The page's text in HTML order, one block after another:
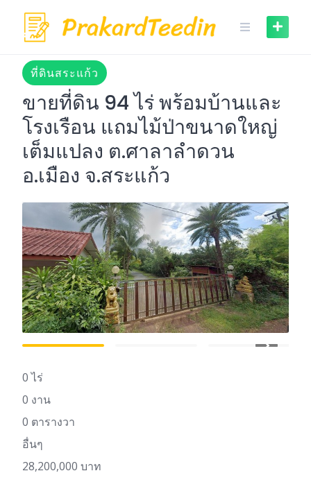
content
ที่ดินสระแก้ว
ขายที่ดิน 94 ไร่ พร้อมบ้านและ
โรงเรือน แถมไม้ป่าขนาดใหญ่
เต็มแปลง ต.ศาลาลำดวน
อ.เมือง จ.สระแก้ว
0 ไร่
0 งาน
0 ตารางวา
อื่นๆ
28,200,000 บาท